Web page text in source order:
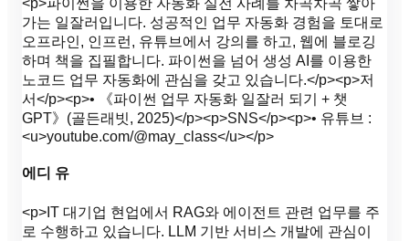
<p>파이썬을 이용한 자동화 실전 사례를 차곡차곡 쌓아
가는 일잘러입니다. 성공적인 업무 자동화 경험을 토대로
오프라인, 인프런, 유튜브에서 강의를 하고, 웹에 블로깅
하며 책을 집필합니다. 파이썬을 넘어 생성 AI를 이용한
노코드 업무 자동화에 관심을 갖고 있습니다.</p><p>저
서</p><p>• 《파이썬 업무 자동화 일잘러 되기 + 챗
GPT》(골든래빗, 2025)</p><p>SNS</p><p>• 유튜브 :
<u>youtube.com/@may_class</u></p>
에디 유
<p>IT 대기업 현업에서 RAG와 에이전트 관련 업무를 주
로 수행하고 있습니다. LLM 기반 서비스 개발에 관심이